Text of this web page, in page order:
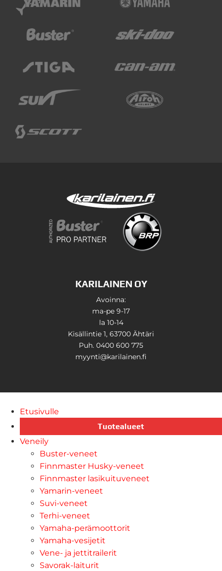
KARILAINEN OY
Avoinna:
ma-pe 9-17
la 10-14
Kisällintie 1, 63700 Ähtäri
Puh. 0400 600 775
myynti@karilainen.fi
Etusivulle
Tuotealueet
Veneily
Buster-veneet
Finnmaster Husky-veneet
Finnmaster lasikuituveneet
Yamarin-veneet
Suvi-veneet
Terhi-veneet
Yamaha-perämoottorit
Yamaha-vesijetit
Vene- ja jettitrailerit
Savorak-laiturit